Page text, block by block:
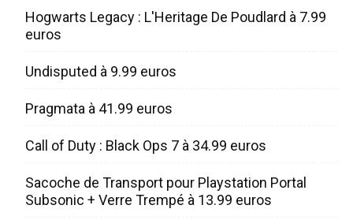
Hogwarts Legacy : L'Heritage De Poudlard à 7.99
euros
Undisputed à 9.99 euros
Pragmata à 41.99 euros
Call of Duty : Black Ops 7 à 34.99 euros
Sacoche de Transport pour Playstation Portal
Subsonic + Verre Trempé à 13.99 euros